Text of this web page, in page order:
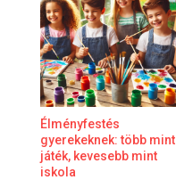
Élményfestés
gyerekeknek: több mint
játék, kevesebb mint
iskola